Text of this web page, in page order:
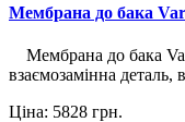
Мембрана до бака
Мембрана до бака
взаємозамінна деталь,
Ціна: 5828 грн.